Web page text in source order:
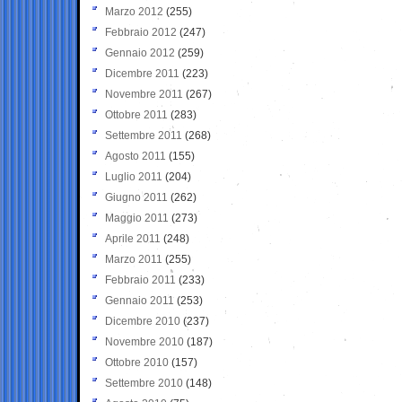
Marzo 2012 (255)
Febbraio 2012 (247)
Gennaio 2012 (259)
Dicembre 2011 (223)
Novembre 2011 (267)
Ottobre 2011 (283)
Settembre 2011 (268)
Agosto 2011 (155)
Luglio 2011 (204)
Giugno 2011 (262)
Maggio 2011 (273)
Aprile 2011 (248)
Marzo 2011 (255)
Febbraio 2011 (233)
Gennaio 2011 (253)
Dicembre 2010 (237)
Novembre 2010 (187)
Ottobre 2010 (157)
Settembre 2010 (148)